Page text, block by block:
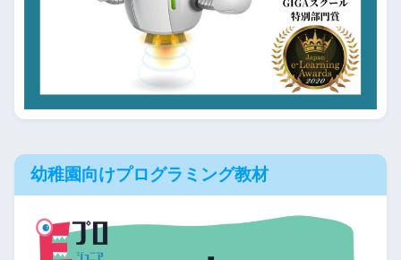
幼稚園向けプログラミング教材